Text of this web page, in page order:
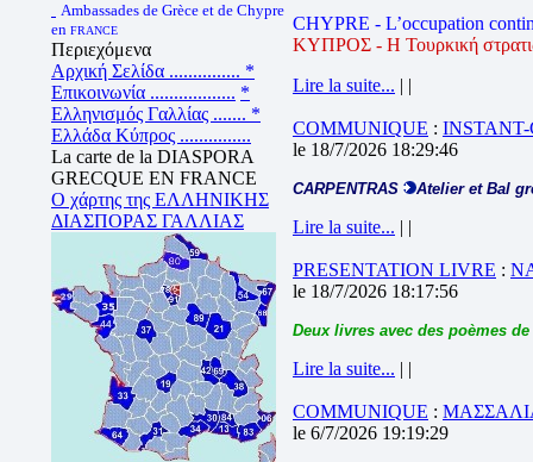
Ambassades de Grèce et de Chypre
en FRANCE
Περιεχόμενα
Αρχική Σελίδα ............... *
Επικοινωνία .................. *
Ελληνισμός Γαλλίας ....... *
Ελλάδα Κύπρος ...............
La carte de la DIASPORA
GRECQUE EN FRANCE
Ο χάρτης της ΕΛΛΗΝΙΚΗΣ
ΔΙΑΣΠΟΡΑΣ ΓΑΛΛΙΑΣ
CHYPRE - L’occupation
ΚΥΠΡΟΣ - Η Τουρκική
Lire la suite... | |
COMMUNIQUE : INSTANT-
le 18/7/2026 18:29:46
CARPENTRAS Atelier et Bal
Lire la suite... | |
PRESENTATION LIVRE :
le 18/7/2026 18:17:56
Deux livres avec des poèmes
Lire la suite... | |
COMMUNIQUE :
le 6/7/2026 19:19:29